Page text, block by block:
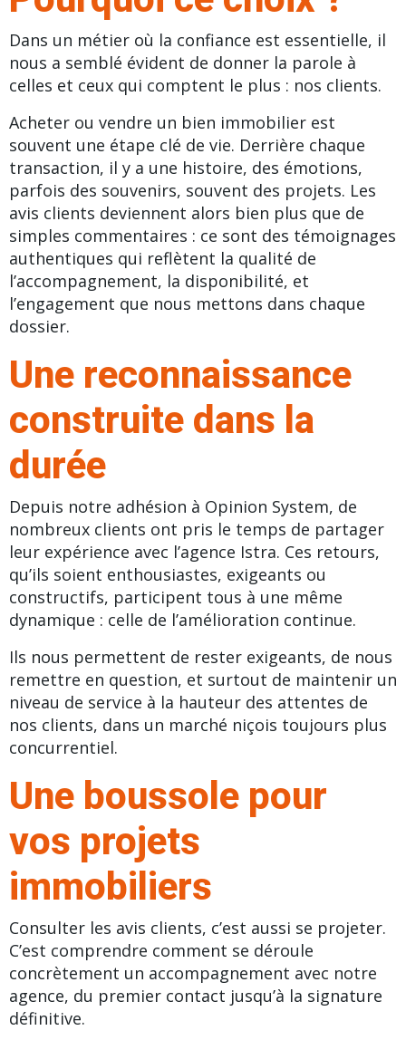
Dans un métier où la confiance est essentielle, il
nous a semblé évident de donner la parole à
celles et ceux qui comptent le plus : nos clients.
Acheter ou vendre un bien immobilier est
souvent une étape clé de vie. Derrière chaque
transaction, il y a une histoire, des émotions,
parfois des souvenirs, souvent des projets. Les
avis clients deviennent alors bien plus que de
simples commentaires : ce sont des témoignages
authentiques qui reflètent la qualité de
l’accompagnement, la disponibilité, et
l’engagement que nous mettons dans chaque
dossier.
Une reconnaissance
construite dans la
durée
Depuis notre adhésion à Opinion System, de
nombreux clients ont pris le temps de partager
leur expérience avec l’agence Istra. Ces retours,
qu’ils soient enthousiastes, exigeants ou
constructifs, participent tous à une même
dynamique : celle de l’amélioration continue.
Ils nous permettent de rester exigeants, de nous
remettre en question, et surtout de maintenir un
niveau de service à la hauteur des attentes de
nos clients, dans un marché niçois toujours plus
concurrentiel.
Une boussole pour
vos projets
immobiliers
Consulter les avis clients, c’est aussi se projeter.
C’est comprendre comment se déroule
concrètement un accompagnement avec notre
agence, du premier contact jusqu’à la signature
définitive.